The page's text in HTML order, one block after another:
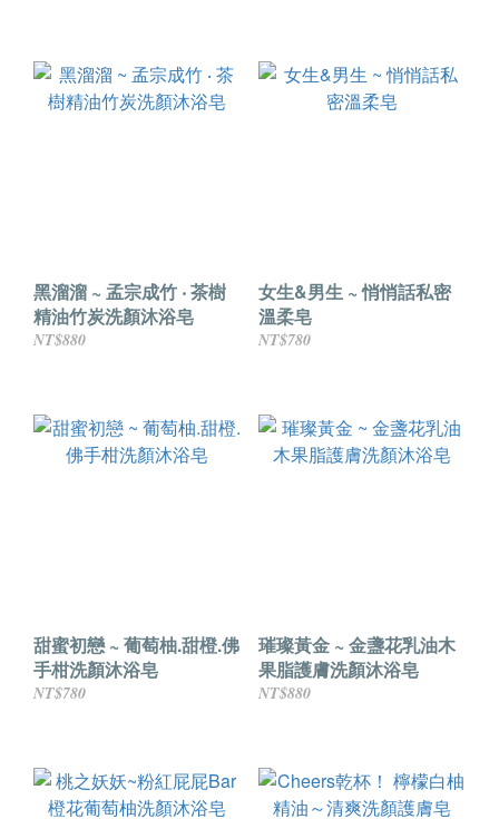
黑溜溜 ~ 孟宗成竹 ‧ 茶樹
精油竹炭洗顏沐浴皂
NT$880
女生&男生 ~ 悄悄話私密
溫柔皂
NT$780
甜蜜初戀 ~ 葡萄柚.甜橙.佛
手柑洗顏沐浴皂
NT$780
璀璨黃金 ~ 金盞花乳油木
果脂護膚洗顏沐浴皂
NT$880